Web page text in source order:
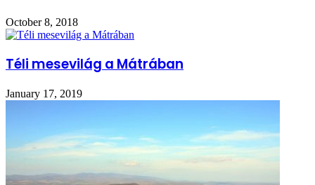
October 8, 2018
Téli mesevilág a Mátrában
January 17, 2019